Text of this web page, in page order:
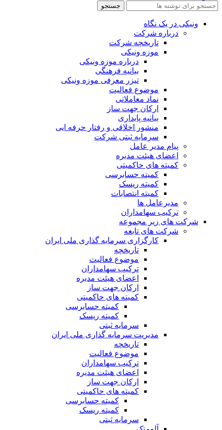
جستجو
ونیکی در یک نگاه
درباره شرکت
تاریخچه شرکت
موزه ونیکی
درباره موزه ونیکی
بیانیه فرهنگی
تیزر معرفی موزه ونیکی
موضوع فعالیت
نماد معاملاتی
ارکان جهت ساز
بیانیه پایداری
منشور اخلاقی و رفتار حرفه ایی
سرمایه ثبتی شرکت
پیام مدیر عامل
اعضای هیئت مدیره
کمیته های حاکمیتی
کمیته حسابرسی
کمیته ریسک
کمیته انتصابات
مدیرعامل ها
ترکیب سهامداران
شرکت های زیر مجموعه
شرکت های تابعه
کارگزاری سرمایه گذاری ملی ایران
تاریخچه
موضوع فعالیت
ترکیب سهامداران
اعضای هیئت مدیره
ارکان جهت ساز
کمیته های حاکمیتی
کمیته حسابرسی
کمیته ریسک
سرمایه ثبتی
مدیریت سرمایه گذاری ملی ایران
تاریخچه
موضوع فعالیت
ترکیب سهامداران
اعضای هیئت مدیره
ارکان جهت ساز
کمیته های حاکمیتی
کمیته حسابرسی
کمیته ریسک
سرمایه ثبتی